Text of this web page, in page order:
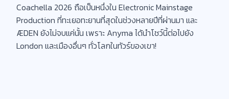
Coachella 2026 ถือเป็นหนึ่งใน Electronic Mainstage
Production ที่ทะเยอทะยานที่สุดในช่วงหลายปีที่ผ่านมา และ
ÆDEN ยังไม่จบแค่นั้น เพราะ Anyma ได้นำโชว์นี้ต่อไปยัง
London และเมืองอื่นๆ ทั่วโลกในทัวร์ของเขา!